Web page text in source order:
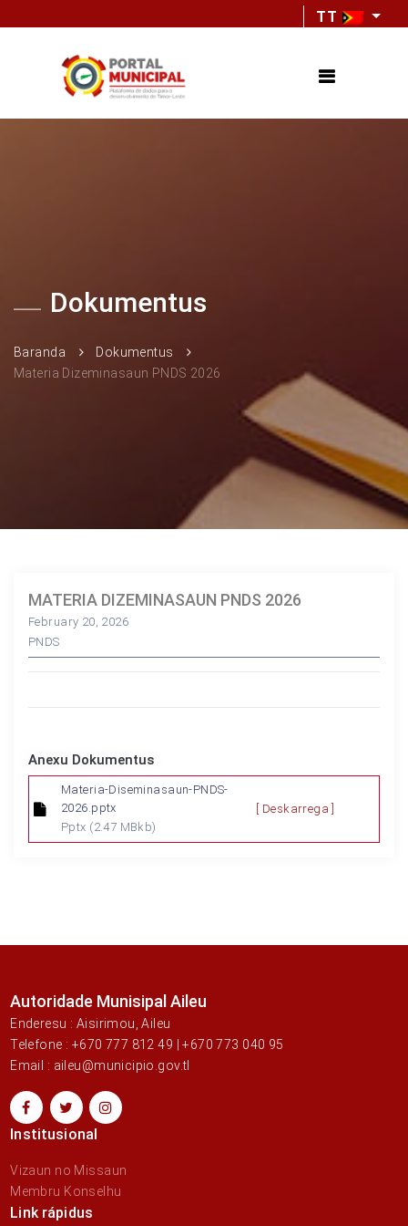
TT
Dokumentus
Baranda
Dokumentus
Materia Dizeminasaun PNDS 2026
MATERIA DIZEMINASAUN PNDS 2026
February 20, 2026
PNDS
Anexu Dokumentus
Materia-Diseminasaun-PNDS-
2026.pptx
Pptx (2.47 MBkb)
[ Deskarrega ]
Autoridade Munisipal Aileu
Enderesu : Aisirimou, Aileu
Telefone : +670 777 812 49 | +670 773 040 95
Email : aileu@municipio.gov.tl
Institusional
Vizaun no Missaun
Membru Konselhu
Link rápidus